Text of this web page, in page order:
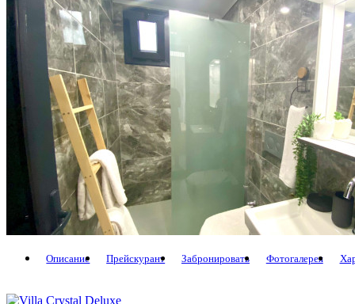
Описание Прейскурант Забронировать Фотогалерея